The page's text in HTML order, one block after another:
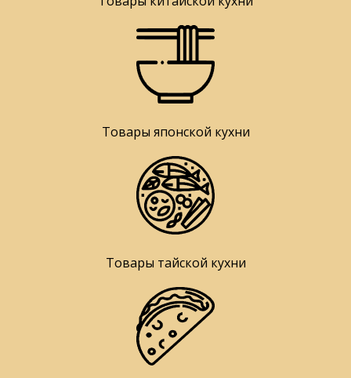
Товары японской кухни
Товары тайской кухни